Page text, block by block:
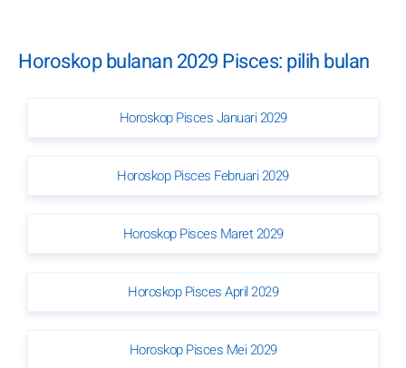
Horoskop bulanan 2029 Pisces: pilih bulan
Horoskop Pisces Januari 2029
Horoskop Pisces Februari 2029
Horoskop Pisces Maret 2029
Horoskop Pisces April 2029
Horoskop Pisces Mei 2029